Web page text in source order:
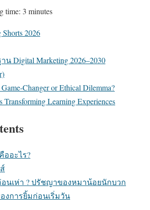
time: 3 minutes
2026
Digital Marketing 2026–2030
Changer or Ethical Dilemma?
Transforming Learning Experiences
ออะไร?
นเห่า ? ปรัชญาของหมาน้อยนักบวก
งการยิ้มก่อนเริ่มวัน